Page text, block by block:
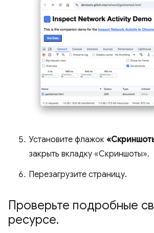
Установите флажок
закрыть вкладку «Скриншоты».
Перезагрузите страницу.
Проверьте подробные
ресурсе.